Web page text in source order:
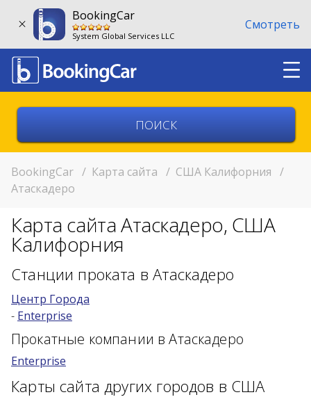
BookingCar
System Global Services LLC
Смотреть
Выберите город
Возврат в другом месте?
Возраст 25-70 лет?
Купон/промо
BookingCar / Карта сайта / США Калифорния /
Атаскадеро
Карта сайта Атаскадеро, США
Калифорния
Станции проката в Атаскадеро
Центр Города
- Enterprise
Прокатные компании в Атаскадеро
Enterprise
Карты сайта других городов в США